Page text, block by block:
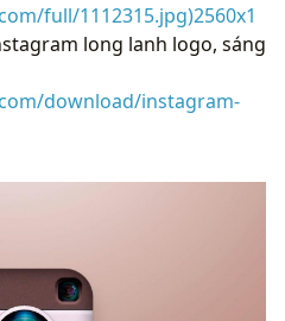
full/1112315.jpg)2560x1
long lanh logo, sáng
download/instagram-